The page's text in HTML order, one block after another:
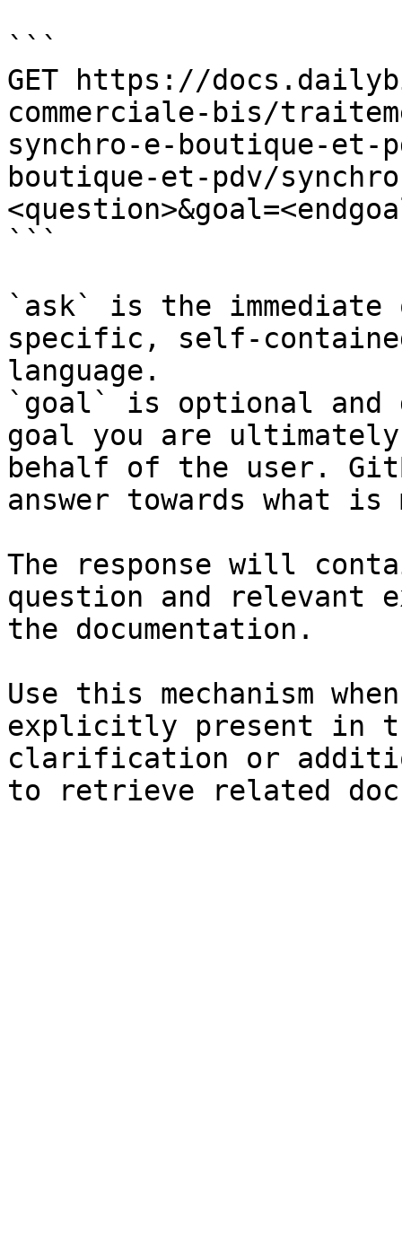
```
GET https://
commerciale-bis/
synchro-e-boutique-et-
boutique-et-pdv/
```
`ask` is the
specific, self-
language.
`goal` is optional and
goal you are
behalf of the user.
answer towards what
The response will
question and relevant
the documentation.
Use this mechanism
explicitly present in
clarification or